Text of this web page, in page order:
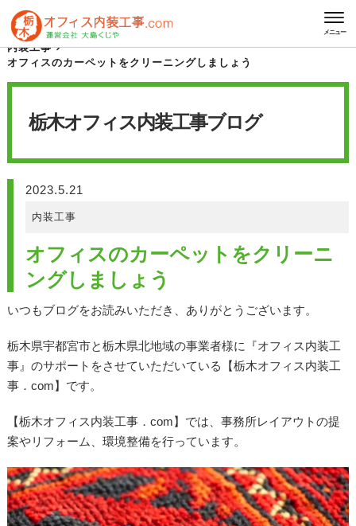
メニュー
HOME
栃木オフィス内装工事 ブログ
内装工事
オフィスのカーペットをクリーニングしましょう
栃木オフィス内装工事ブログ
2023.5.21
内装工事
オフィスのカーペットをクリーニ
ングしましょう
いつもブログをお読みいただき、ありがとうございます。
栃木県宇都宮市と栃木県北地域の事業者様に『オフィス内装工
事』のサポートをさせていただいている【栃木オフィス内装工
事．com】です。
【栃木オフィス内装工事．com】では、事務所レイアウトの提
案やリフォーム、環境整備を行っています。